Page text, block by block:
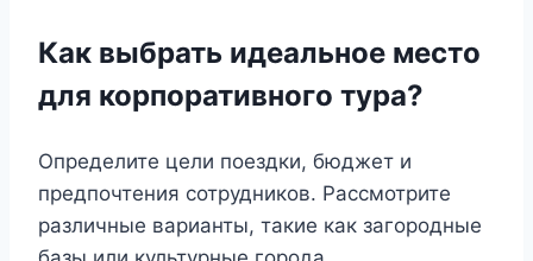
Как выбрать идеальное место
для корпоративного тура?
Определите цели поездки, бюджет и
предпочтения сотрудников. Рассмотрите
различные варианты, такие как загородные